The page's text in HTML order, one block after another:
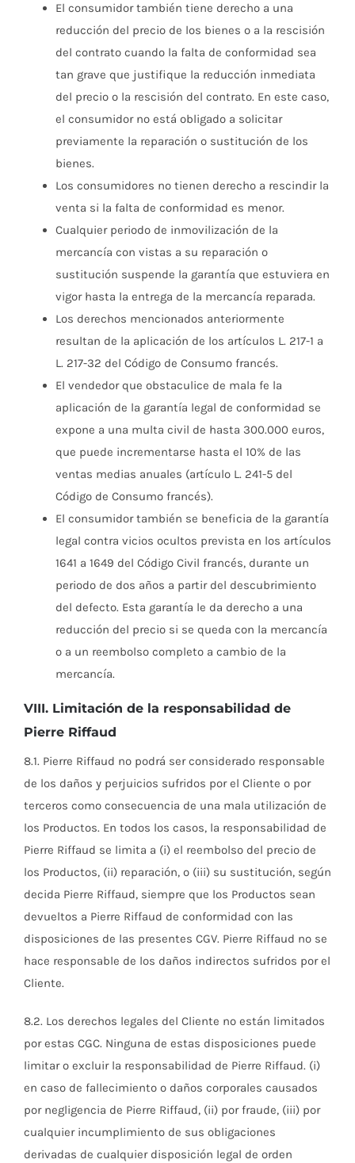
El consumidor también tiene derecho a una
reducción del precio de los bienes o a la rescisión
del contrato cuando la falta de conformidad sea
tan grave que justifique la reducción inmediata
del precio o la rescisión del contrato. En este caso,
el consumidor no está obligado a solicitar
previamente la reparación o sustitución de los
bienes.
Los consumidores no tienen derecho a rescindir la
venta si la falta de conformidad es menor.
Cualquier periodo de inmovilización de la
mercancía con vistas a su reparación o
sustitución suspende la garantía que estuviera en
vigor hasta la entrega de la mercancía reparada.
Los derechos mencionados anteriormente
resultan de la aplicación de los artículos L. 217-1 a
L. 217-32 del Código de Consumo francés.
El vendedor que obstaculice de mala fe la
aplicación de la garantía legal de conformidad se
expone a una multa civil de hasta 300.000 euros,
que puede incrementarse hasta el 10% de las
ventas medias anuales (artículo L. 241-5 del
Código de Consumo francés).
El consumidor también se beneficia de la garantía
legal contra vicios ocultos prevista en los artículos
1641 a 1649 del Código Civil francés, durante un
periodo de dos años a partir del descubrimiento
del defecto. Esta garantía le da derecho a una
reducción del precio si se queda con la mercancía
o a un reembolso completo a cambio de la
mercancía.
VIII. Limitación de la responsabilidad de
Pierre Riffaud
8.1. Pierre Riffaud no podrá ser considerado responsable
de los daños y perjuicios sufridos por el Cliente o por
terceros como consecuencia de una mala utilización de
los Productos. En todos los casos, la responsabilidad de
Pierre Riffaud se limita a (i) el reembolso del precio de
los Productos, (ii) reparación, o (iii) su sustitución, según
decida Pierre Riffaud, siempre que los Productos sean
devueltos a Pierre Riffaud de conformidad con las
disposiciones de las presentes CGV. Pierre Riffaud no se
hace responsable de los daños indirectos sufridos por el
Cliente.
8.2. Los derechos legales del Cliente no están limitados
por estas CGC. Ninguna de estas disposiciones puede
limitar o excluir la responsabilidad de Pierre Riffaud. (i)
en caso de fallecimiento o daños corporales causados
por negligencia de Pierre Riffaud, (ii) por fraude, (iii) por
cualquier incumplimiento de sus obligaciones
derivadas de cualquier disposición legal de orden